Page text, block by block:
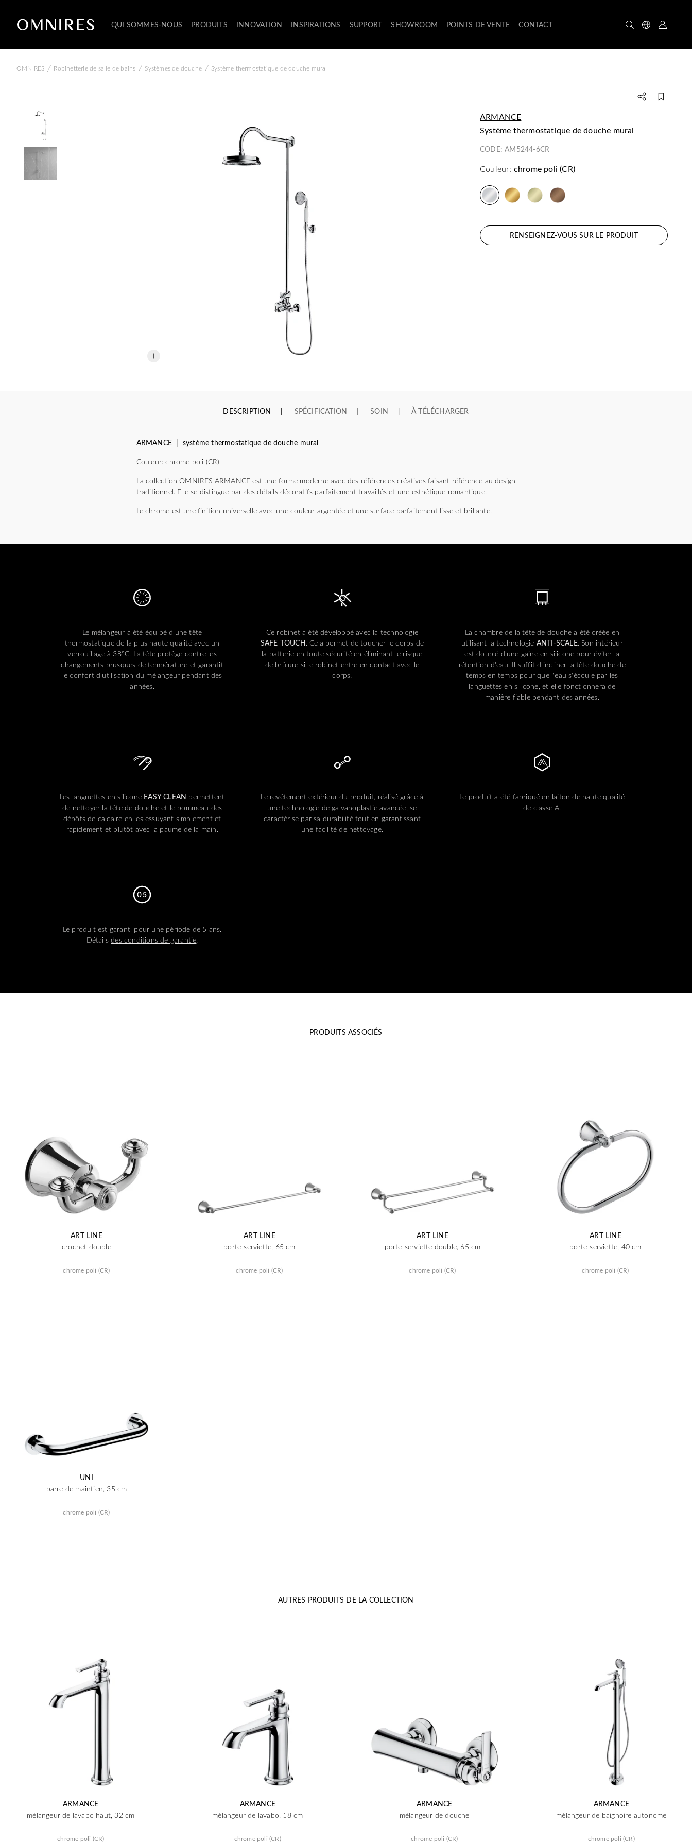
QUI SOMMES-NOUS PRODUITS INNOVATION INSPIRATIONS SUPPORT SHOWROOM POINTS DE VENTE CONTACT
OMNIRES / Robinetterie de salle de bains / Systèmes de douche / Système thermostatique de douche mural
ARMANCE
système thermostatique de douche mural
CODE:AM5244-6CR
Couleur: chrome poli (CR)
RENSEIGNEZ-VOUS SUR LE PRODUIT
DESCRIPTION SPÉCIFICATION SOIN À TÉLÉCHARGER
ARMANCE | système thermostatique de douche mural
Couleur: chrome poli (CR)
La collection OMNIRES ARMANCE est une forme moderne avec des références créatives faisant référence au design
traditionnel. Elle se distingue par des détails décoratifs parfaitement travaillés et une esthétique romantique.
Le chrome est une finition universelle avec une couleur argentée et une surface parfaitement lisse et brillante.
Le mélangeur a été équipé d'une tête
thermostatique de la plus haute qualité avec un
verrouillage à 38°C. La tête protège contre les
changements brusques de température et garantit
le confort d’utilisation du mélangeur pendant des
années.
Ce robinet a été développé avec la technologie
SAFE TOUCH. Cela permet de toucher le corps de
la batterie en toute sécurité en éliminant le risque
de brûlure si le robinet entre en contact avec le
corps.
La chambre de la tête de douche a été créée en
utilisant la technologie ANTI-SCALE. Son intérieur
est doublé d'une gaine en silicone pour éviter la
rétention d'eau. Il suffit d'incliner la tête douche de
temps en temps pour que l'eau s'écoule par les
languettes en silicone, et elle fonctionnera de
manière fiable pendant des années.
Les languettes en silicone EASY CLEAN permettent
de nettoyer la tête de douche et le pommeau des
dépôts de calcaire en les essuyant simplement et
rapidement et plutôt avec la paume de la main.
Le revêtement extérieur du produit, réalisé grâce à
une technologie de galvanoplastie avancée, se
caractérise par sa durabilité tout en garantissant
une facilité de nettoyage.
Le produit a été fabriqué en laiton de haute qualité
de classe A.
Le produit est garanti pour une période de 5 ans.
Détailsdes conditions de garantie.
PRODUITS ASSOCIÉS
ART LINE
crochet double
chrome poli (CR)
ART LINE
porte-serviette, 65 cm
chrome poli (CR)
ART LINE
porte-serviette double, 65 cm
chrome poli (CR)
ART LINE
porte-serviette, 40 cm
chrome poli (CR)
UNI
barre de maintien, 35 cm
chrome poli (CR)
AUTRES PRODUITS DE LA COLLECTION
ARMANCE
mélangeur de lavabo haut, 32 cm
chrome poli (CR)
ARMANCE
mélangeur de lavabo, 18 cm
chrome poli (CR)
ARMANCE
mélangeur de douche
chrome poli (CR)
ARMANCE
mélangeur de baignoire autonome
chrome poli (CR)